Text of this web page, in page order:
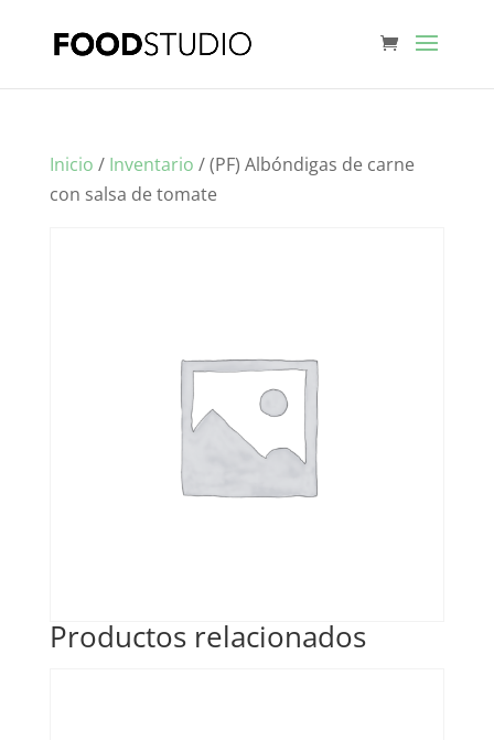
Inicio / Inventario / (PF) Albóndigas de carne
con salsa de tomate
Productos relacionados